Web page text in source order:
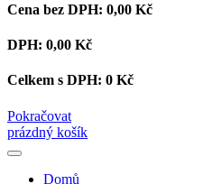
Cena bez DPH: 0,00 Kč
DPH: 0,00 Kč
Celkem s DPH: 0 Kč
Pokračovat
prázdný košík
Domů